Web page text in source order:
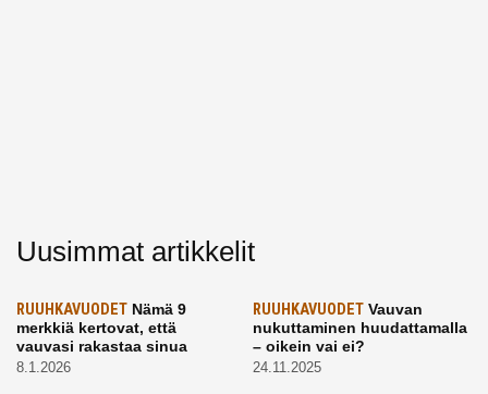
Uusimmat artikkelit
RUUHKAVUODET Nämä 9
merkkiä kertovat, että
vauvasi rakastaa sinua
8.1.2026
RUUHKAVUODETVauvan
nukuttaminen huudattamalla
– oikein vai ei?
24.11.2025